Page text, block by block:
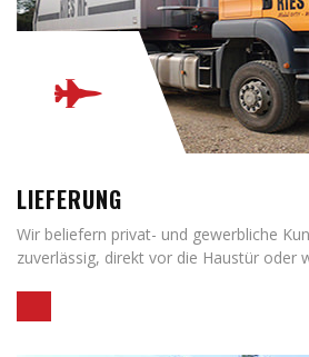
LIEFERUNG
Wir beliefern privat- und gewerbliche
zuverlässig, direkt vor die Haustür oder